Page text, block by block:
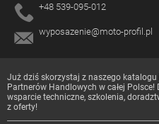
+48 539-095-012
wyposazenie@moto-profil.pl
Już dziś skorzystaj z naszego
Partnerów Handlowych w całej
wsparcie techniczne, szkolenia,
z oferty!